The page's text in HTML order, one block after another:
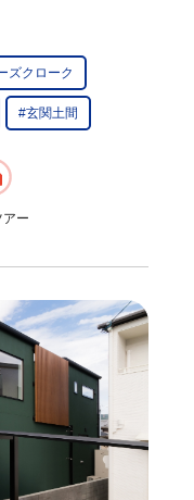
ズクローク
#玄関土間
アー